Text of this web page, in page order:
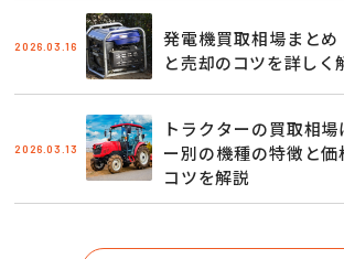
2026.03.16
発電機買取相場まと
と売却のコツを詳しく
2026.03.13
トラクターの買取相
ー別の機種の特徴と価
コツを解説